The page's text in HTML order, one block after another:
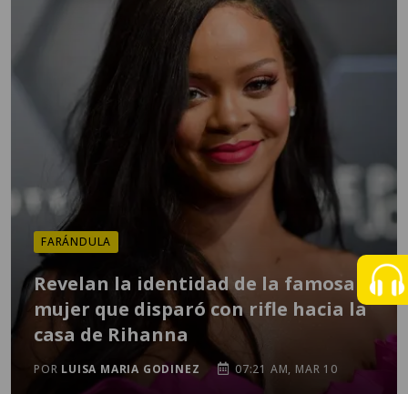
FARÁNDULA
Revelan la identidad de la famosa
mujer que disparó con rifle hacia la
casa de Rihanna
POR LUISA MARIA GODINEZ 07:21 AM, MAR 10